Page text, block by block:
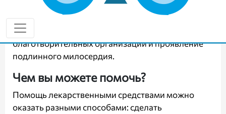
лечение вовремя, предотвращая осложнения и
госпитализации. Забота о здоровье
нуждающихся — важная часть миссии
благотворительных организаций и проявление
подлинного милосердия.
Чем вы можете помочь?
Помощь лекарственными средствами можно
оказать разными способами: сделать